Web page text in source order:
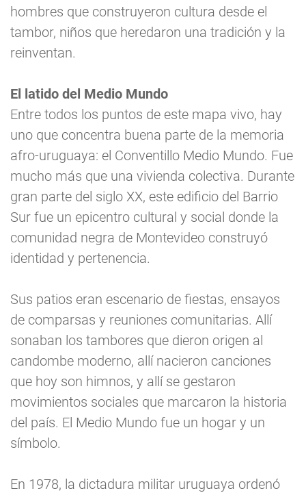
hombres que construyeron cultura desde el
tambor, niños que heredaron una tradición y la
reinventan.
El latido del Medio Mundo
Entre todos los puntos de este mapa vivo, hay
uno que concentra buena parte de la memoria
afro-uruguaya: el Conventillo Medio Mundo. Fue
mucho más que una vivienda colectiva. Durante
gran parte del siglo XX, este edificio del Barrio
Sur fue un epicentro cultural y social donde la
comunidad negra de Montevideo construyó
identidad y pertenencia.
Sus patios eran escenario de fiestas, ensayos
de comparsas y reuniones comunitarias. Allí
sonaban los tambores que dieron origen al
candombe moderno, allí nacieron canciones
que hoy son himnos, y allí se gestaron
movimientos sociales que marcaron la historia
del país. El Medio Mundo fue un hogar y un
símbolo.
En 1978, la dictadura militar uruguaya ordenó